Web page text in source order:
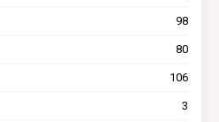
98
80
106
3